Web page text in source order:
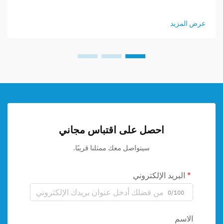
عرض المزيد
احصل على اقتباس مجاني
سيتواصل معك ممثلنا قريبًا.
البريد الإلكتروني
0/100
الاسم